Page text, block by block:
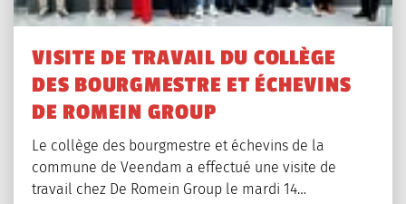
VISITE DE TRAVAIL DU COLLÈGE
DES BOURGMESTRE ET ÉCHEVINS
DE ROMEIN GROUP
Le collège des bourgmestre et échevins de la
commune de Veendam a effectué une visite de
travail chez De Romein Group le mardi 14…